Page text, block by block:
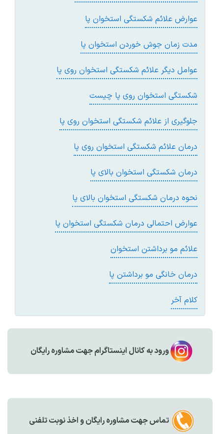
عوارض علائم شکستگی استخوان پا
مدت زمان جوش خوردن استخوان پا
عوامل دیگر علائم شکستگی استخوان روی پا
شکستگی استخوان روی پا چیست
جلوگیری از علائم شکستگی استخوان روی پا
درمان علائم شکستگی استخوان روی پا
درمان شکستگی استخوان بالای پا
نحوه درمان شکستگی استخوان بالای پا
عوارض احتمالی درمان شکستگی استخوان پا
علائم مو برداشتن استخوان
درمان خانگی مو برداشتن پا
کلام آخر
ورود به کانال اینستاگرام جهت مشاوره رایگان
تماس جهت مشاوره رايگان و اخذ نوبت تلفنی